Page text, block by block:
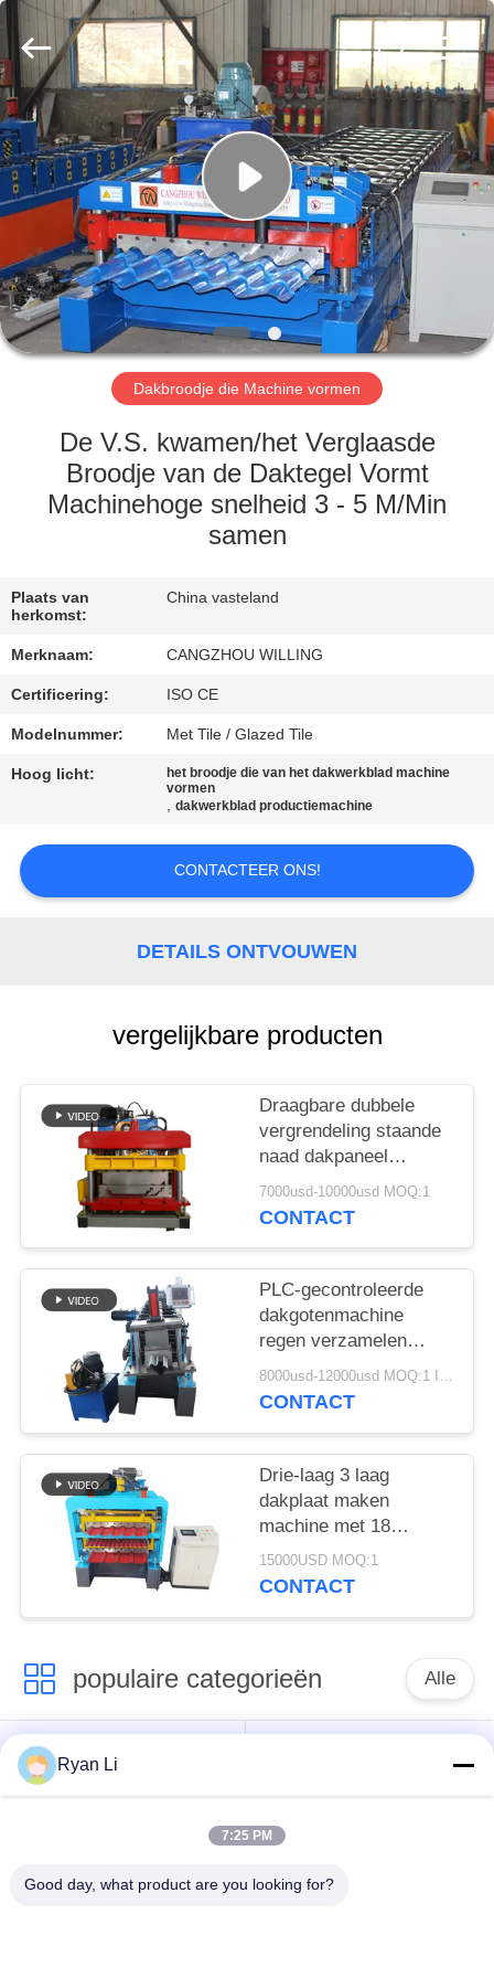
HUIS
PRODUCTEN
OVER
ONS
FABRIEKSTOCHT
KWALITEITSCONTROLE
SITEMAP
Famous
Trading
Ltd.
All
Rights
Reserved.
Dakbroodje die Machine vormen
De V.S. kwamen/het Verglaasde
Broodje van de Daktegel Vormt
Machinehoge snelheid 3 - 5 M/Min
samen
Plaats van
herkomst:
China vasteland
Merknaam: CANGZHOU WILLING
Certificering: ISO CE
Modelnummer: Met Tile / Glazed Tile
Hoog licht:
het broodje die van het dakwerkblad machine
vormen
,dakwerkblad productiemachine
CONTACTEER ONS!
DETAILS ONTVOUWEN
vergelijkbare producten
Draagbare dubbele
vergrendeling staande
naad dakpaneel
rolvormende machine
met PLC Delta
7000usd-10000usd MOQ:1
CONTACT
PLC-gecontroleerde
dakgotenmachine
regen verzamelen
goten maken machine
voor aanpasbaar
8000usd-12000usd MOQ:1 Instellen
CONTACT
Drie-laag 3 laag
dakplaat maken
machine met 18
stations
15000USD MOQ:1
CONTACT
populaire categorieën Alle
Dakbroodje die
Machine vormen
vormen
Down Pipe
vormen van rolluiken
Ryan Li
7:25 PM
Good day, what product are you looking for?